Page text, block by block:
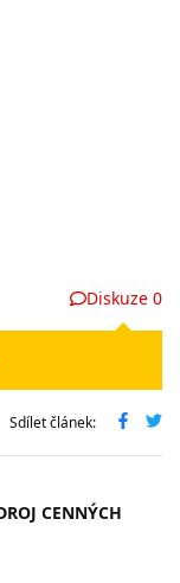
Diskuze 0
Sdílet článek:
CENNÝCH